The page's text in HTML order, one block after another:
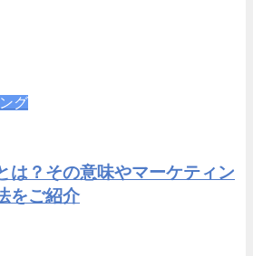
グ
は？その意味やマーケティン
をご紹介